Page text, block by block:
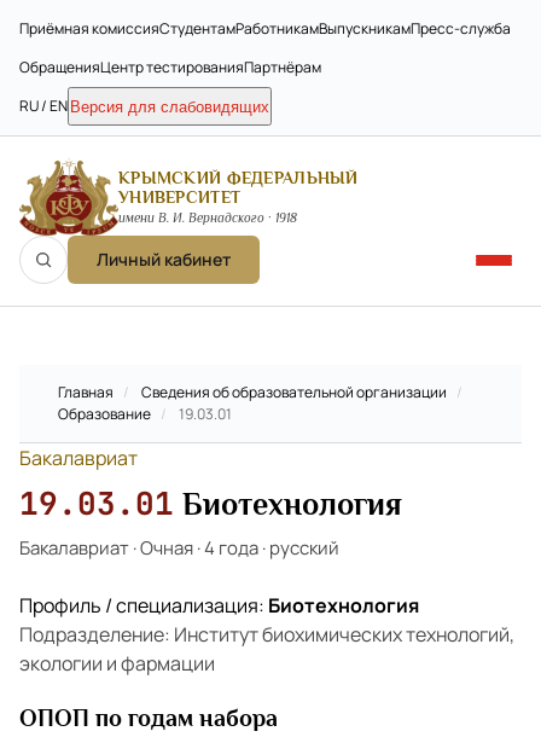
Приёмная комиссияСтудентамРаботникамВыпускникамПресс-служба
ОбращенияЦентр тестированияПартнёрам
RU / EN Версия для слабовидящих
КРЫМСКИЙ ФЕДЕРАЛЬНЫЙ
УНИВЕРСИТЕТ
имени В. И. Вернадского · 1918
Личный кабинет
Главная / Сведения об образовательной организации /
Образование / 19.03.01
Бакалавриат
19.03.01 Биотехнология
Бакалавриат·Очная·4 года·русский
Профиль / специализация: Биотехнология
Подразделение: Институт биохимических технологий,
экологии и фармации
ОПОП по годам набора